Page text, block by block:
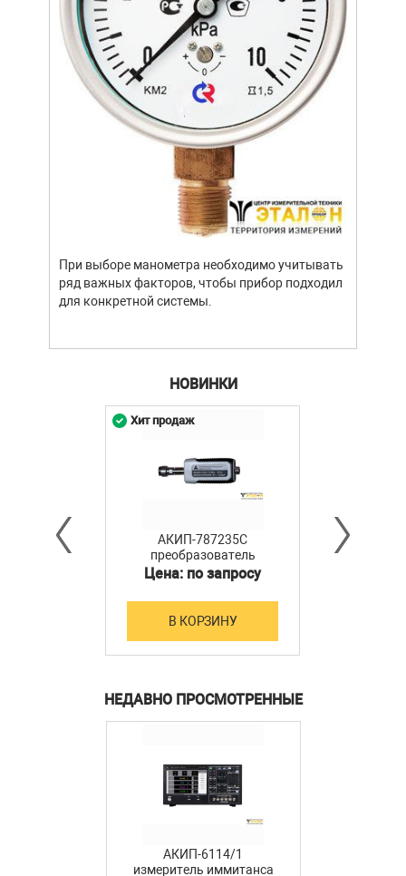
При выборе манометра необходимо учитывать
ряд важных факторов, чтобы прибор подходил
для конкретной системы.
НОВИНКИ
АКИП-787235C
преобразователь
мощности
Цена: по запросу
В КОРЗИНУ
Хит продаж
НЕДАВНО ПРОСМОТРЕННЫЕ
АКИП-6114/1
измеритель иммитанса